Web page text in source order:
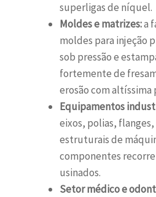
superligas de níquel.
Moldes e matrizes:a
moldes para injeção
sob pressão e
fortemente de
erosão com altíssima
Equipamentos
eixos, polias, flanges,
estruturais de
componentes
usinados.
Setor médico e